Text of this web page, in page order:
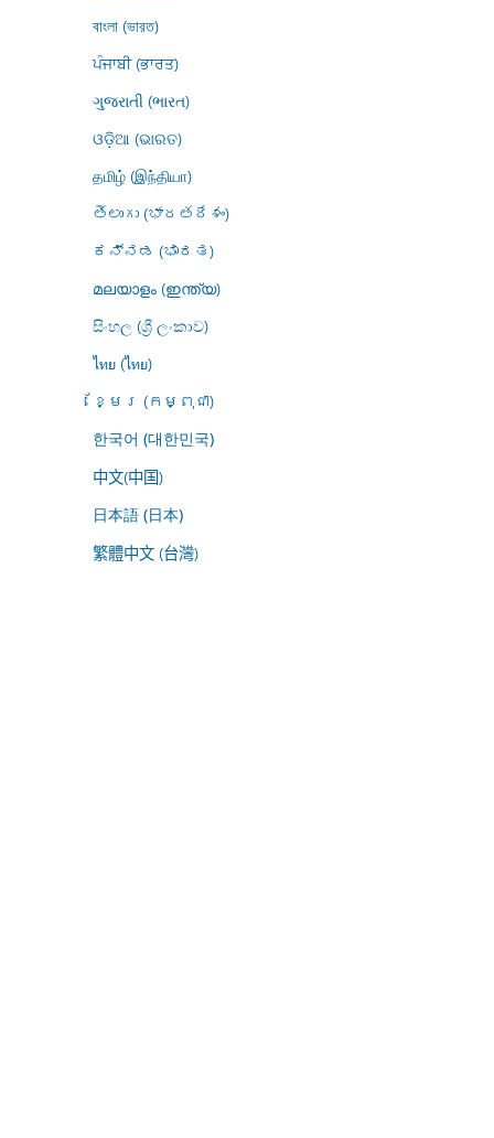
বাংলা (ভারত)
ਪੰਜਾਬੀ (ਭਾਰਤ)
ગુજરાતી (ભારત)
ଓଡ଼ିଆ (ଭାରତ)
தமிழ் (இந்தியா)
తెలుగు (భారతదేశం)
ಕನ್ನಡ (ಭಾರತ)
മലയാളം (ഇന്ത്യ)
සිංහල (ශ්‍රී ලංකාව)
ไทย (ไทย)
ខ្មែរ (កម្ពុជា)
한국어 (대한민국)
中文(中国)
日本語 (日本)
繁體中文 (台灣)